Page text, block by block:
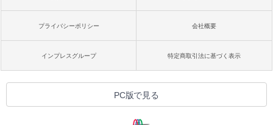
プライバシーポリシー 会社概要
インプレスグループ 特定商取引法に基づく表示
PC版で見る